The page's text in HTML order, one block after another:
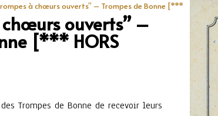
à chœurs ouverts” – Trompes de Bonne [***
chœurs ouverts” –
[*** HORS
Trompes de Bonne de recevoir leurs